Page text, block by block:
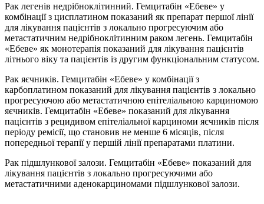
Рак легенів недрібноклітинний. Гемцитабін «Ебеве» у
комбінації з цисплатином показаний як препарат першої лінії
для лікування пацієнтів з локально прогресуючим або
метастатичним недрібноклітинним раком легень. Гемцитабін
«Ебеве» як монотерапія показаний для лікування пацієнтів
літнього віку та пацієнтів із другим функціональним статусом.
Рак яєчників. Гемцитабін «Ебеве» у комбінації з
карбоплатином показаний для лікування пацієнтів з локально
прогресуючою або метастатичною епітеліальною карциномою
яєчників. Гемцитабін «Ебеве» показаний для лікування
пацієнтів з рецидивом епітеліальної карциноми яєчників після
періоду ремісії, що становив не менше 6 місяців, після
попередньої терапії у першій лінії препаратами платини.
Рак підшлункової залози. Гемцитабін «Ебеве» показаний для
лікування пацієнтів з локально прогресуючими або
метастатичними аденокарциномами підшлункової залози.